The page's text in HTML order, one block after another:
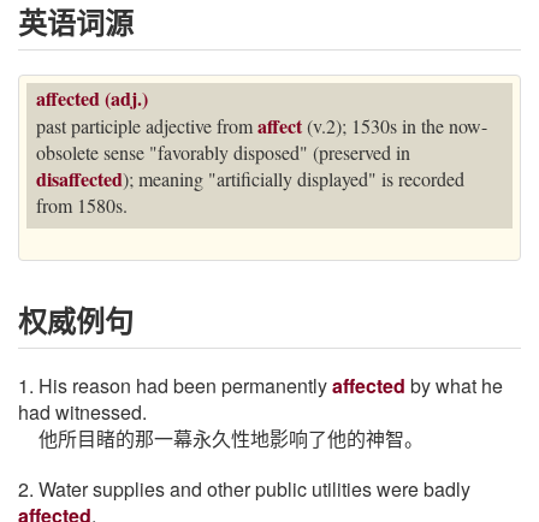
英语词源
affected (adj.)
past participle adjective fromaffect(v.2); 1530s in the now-
obsolete sense "favorably disposed" (preserved in
disaffected); meaning "artificially displayed" is recorded
from 1580s.
权威例句
1. His reason had been permanentlyaffected by what he
had witnessed.
他所目睹的那一幕永久性地影响了他的神智。
2. Water supplies and other public utilities were badly
affected.